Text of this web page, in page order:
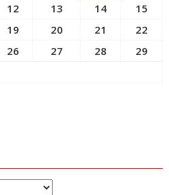
12 13 14
15
19 20 21
22
26 27 28
29